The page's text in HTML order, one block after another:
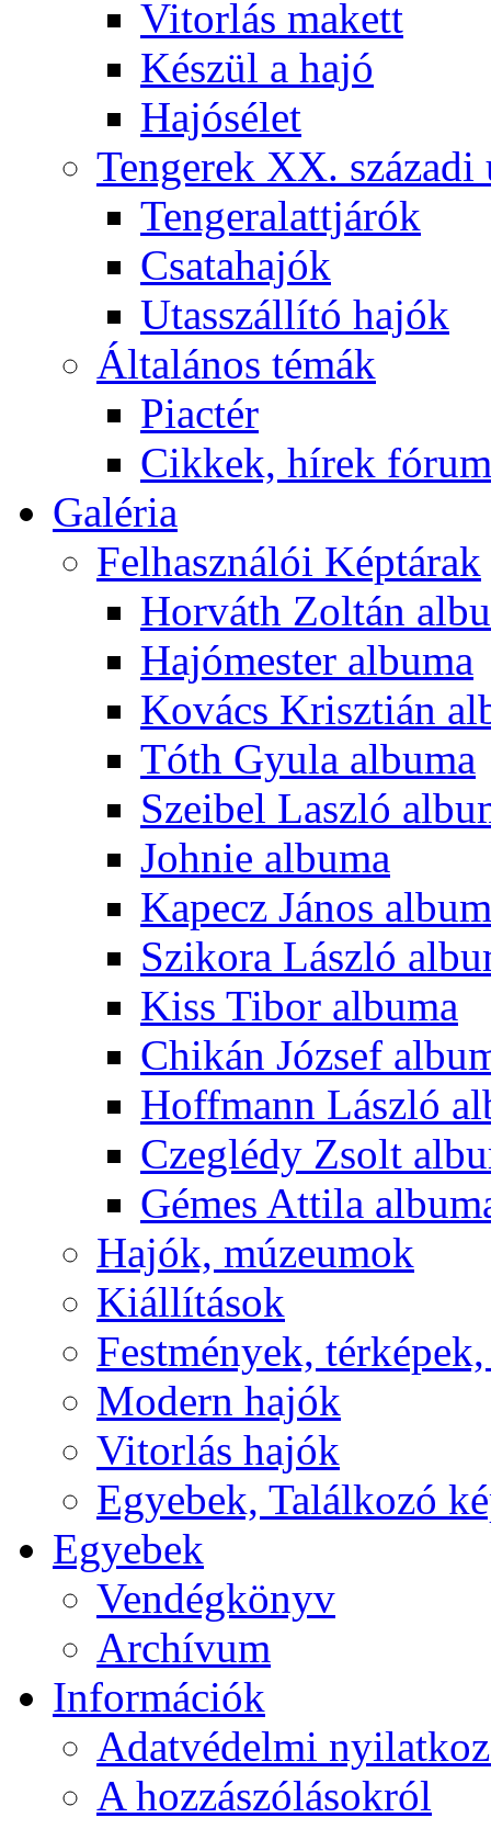
Vitorlás makett
Készül a hajó
Hajósélet
Tengerek XX. századi
Tengeralattjárók
Csatahajók
Utasszállító hajók
Általános témák
Piactér
Cikkek, hírek
Galéria
Felhasználói Képtárak
Horváth Zoltán
Hajómester albuma
Kovács Krisztián
Tóth Gyula albuma
Szeibel Laszló
Johnie albuma
Kapecz János
Szikora László
Kiss Tibor albuma
Chikán József
Hoffmann László
Czeglédy Zsolt
Gémes Attila
Hajók, múzeumok
Kiállítások
Festmények,
Modern hajók
Vitorlás hajók
Egyebek, Találkozó
Egyebek
Vendégkönyv
Archívum
Információk
Adatvédelmi
A hozzászólásokról